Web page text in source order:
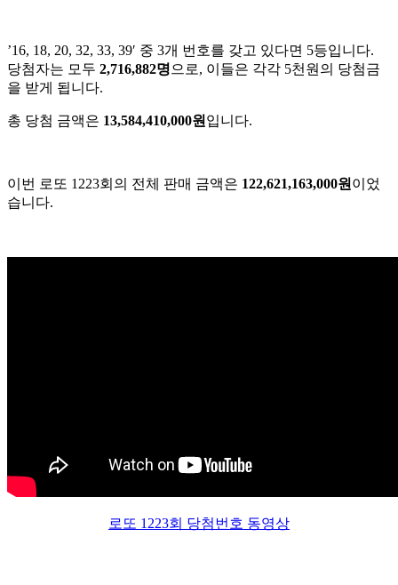
’16, 18, 20, 32, 33, 39′ 중 3개 번호를 갖고 있다면 5등입니다.
당첨자는 모두 2,716,882명으로, 이들은 각각 5천원의 당첨금
을 받게 됩니다.
총 당첨 금액은 13,584,410,000원 입니다.
이번 로또 1223회의 전체 판매 금액은 122,621,163,000원 이었
습니다.
로또 1223회 당첨번호 동영상